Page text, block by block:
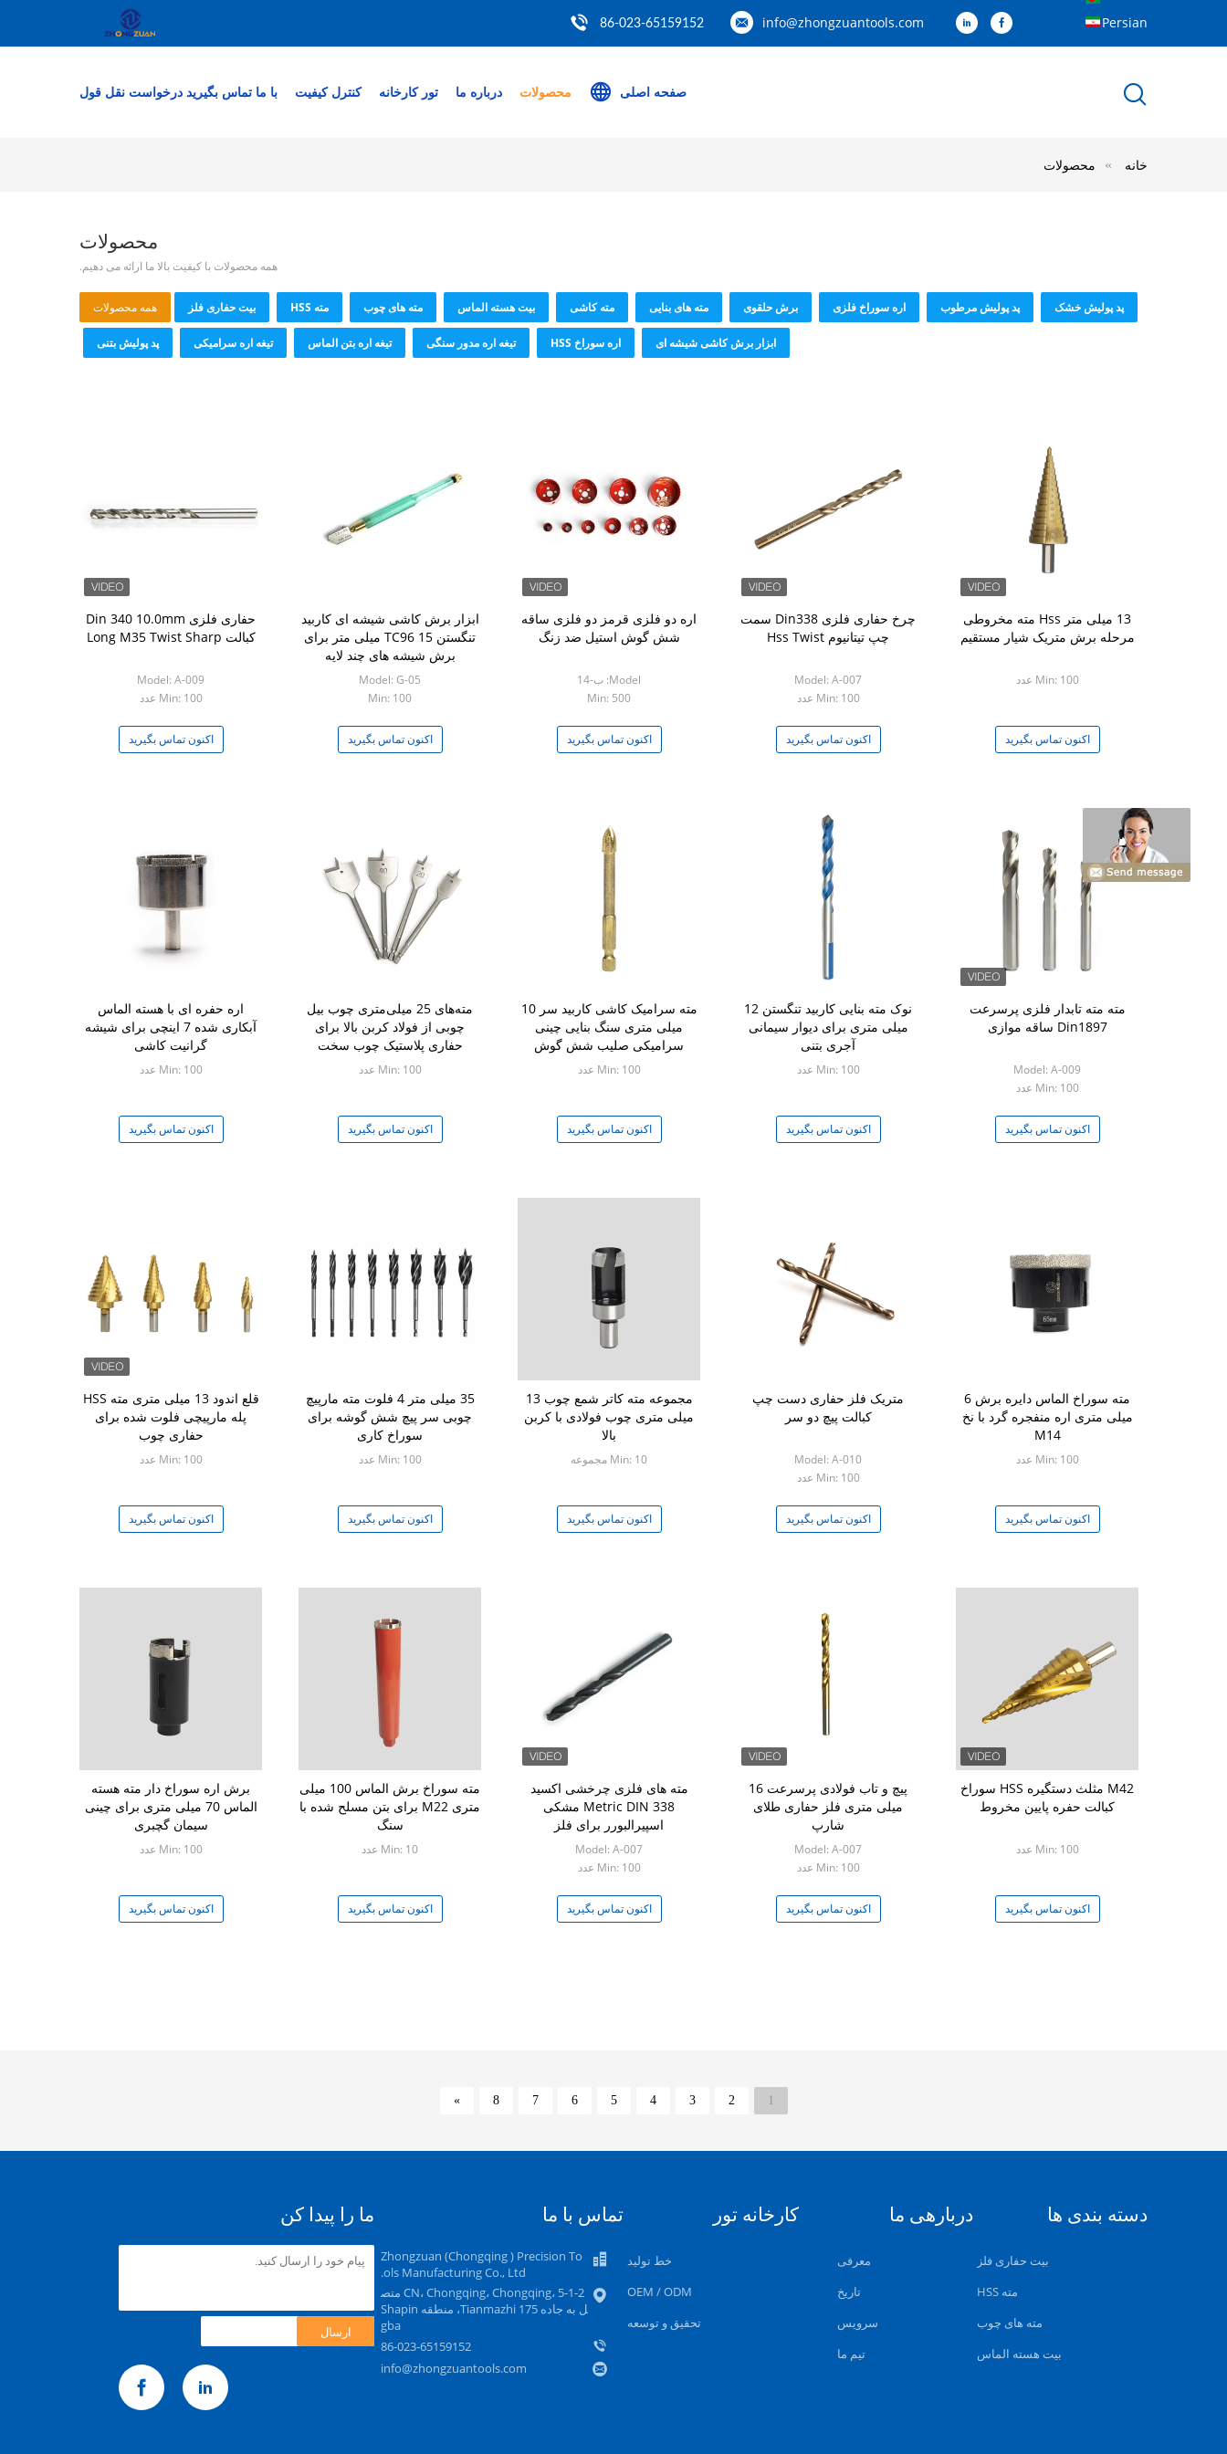
info@zhongzuantools.com
86-023-65159152 Persian
صفحه اصلی محصولات درباره ما تور کارخانه کنترل کیفیت با ما تماس بگیرید درخواست نقل قول
خانه محصولات
محصولات
همه محصولات با کیفیت بالا ما ارائه می دهیم.
همه محصولات بیت حفاری فلز مته HSS مته های چوب بیت هسته الماس مته کاشی مته های بنایی برش حلقوی اره سوراخ فلزی پد پولیش مرطوب پد پولیش خشک
پد پولیش بتنی تیغه اره سرامیکی تیغه اره بتن الماس تیغه اره مدور سنگی اره سوراخ HSS ابزار برش کاشی شیشه ای
حفاری فلزی Din 340 10.0mm
کبالت Long M35 Twist Sharp
Model: A-009
Min: 100 عدد
اکنون تماس بگیرید
ابزار برش کاشی شیشه ای کاربید
تنگستن TC96 15 میلی متر برای
برش شیشه های چند لایه
Model: G-05
Min: 100
اکنون تماس بگیرید
اره دو فلزی قرمز دو فلزی ساقه
شش گوش استیل ضد زنگ
Model: ب-14
Min: 500
اکنون تماس بگیرید
چرخ حفاری فلزی Din338 سمت
چپ تیتانیوم Hss Twist
Model: A-007
Min: 100 عدد
اکنون تماس بگیرید
13 میلی متر Hss مته مخروطی
مرحله برش متریک شیار مستقیم
Min: 100 عدد
اکنون تماس بگیرید
اره حفره ای با هسته الماس
آبکاری شده 7 اینچی برای شیشه
گرانیت کاشی
Min: 100 عدد
اکنون تماس بگیرید
مته‌های 25 میلی‌متری چوب بیل
چوبی از فولاد کربن بالا برای
حفاری پلاستیک چوب سخت
Min: 100 عدد
اکنون تماس بگیرید
مته سرامیک کاشی کاربید سر 10
میلی متری سنگ بنایی چینی
سرامیکی صلیب شش گوش
Min: 100 عدد
اکنون تماس بگیرید
نوک مته بنایی کاربید تنگستن 12
میلی متری برای دیوار سیمانی
آجری بتنی
Min: 100 عدد
اکنون تماس بگیرید
مته مته تابدار فلزی پرسرعت
Din1897 ساقه موازی
Model: A-009
Min: 100 عدد
اکنون تماس بگیرید
قلع اندود 13 میلی متری مته HSS
پله مارپیچی فلوت شده برای
حفاری چوب
Min: 100 عدد
اکنون تماس بگیرید
35 میلی متر 4 فلوت مته مارپیچ
چوبی سر پیچ شش گوشه برای
سوراخ کاری
Min: 100 عدد
اکنون تماس بگیرید
مجموعه مته کاتر شمع چوب 13
میلی متری چوب فولادی با کربن
بالا
Min: 10 مجموعه
اکنون تماس بگیرید
متریک فلز حفاری دست چپ
کبالت پیچ دو سر
Model: A-010
Min: 100 عدد
اکنون تماس بگیرید
مته سوراخ الماس دایره برش 6
میلی متری اره منفجره گرد با نخ
M14
Min: 100 عدد
اکنون تماس بگیرید
برش اره سوراخ دار مته هسته
الماس 70 میلی متری برای چینی
سیمان گچبری
Min: 100 عدد
اکنون تماس بگیرید
مته سوراخ برش الماس 100 میلی
متری M22 برای بتن مسلح شده با
سنگ
Min: 10 عدد
اکنون تماس بگیرید
مته های فلزی چرخشی اکسید
Metric DIN 338 مشکی
اسپیرالبورر برای فلز
Model: A-007
Min: 100 عدد
اکنون تماس بگیرید
پیچ و تاب فولادی پرسرعت 16
میلی متری فلز حفاری طلای
شارپ
Model: A-007
Min: 100 عدد
اکنون تماس بگیرید
M42 مثلث دستگیره HSS سوراخ
کبالت حفره پایین مخروط
Min: 100 عدد
اکنون تماس بگیرید
1
2
3
4
5
6
7
8
»
دسته بندی ها
بیت حفاری فلز
مته HSS
مته های چوب
بیت هسته الماس
دربارهی ما
معرفی
تاریخ
سرویس
تیم ما
کارخانه تور
خط تولید
OEM / ODM
تحقیق و توسعه
تماس با ما
Zhongzuan (Chongqing ) Precision To
ols Manufacturing Co., Ltd.
CN، Chongqing، Chongqing، 5-1-2 متص
ل به جاده Tianmazhi 175، منطقه Shapin
gba
86-023-65159152
info@zhongzuantools.com
ما را پیدا کن
ارسال